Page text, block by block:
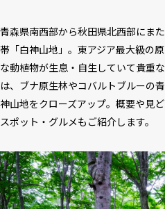
青森県南西部から秋田県北西部にま
帯「白神山地」。東アジア最大級の
な動植物が生息・自生していて貴重
は、ブナ原生林やコバルトブルーの
神山地をクローズアップ。概要や見
スポット・グルメもご紹介します。